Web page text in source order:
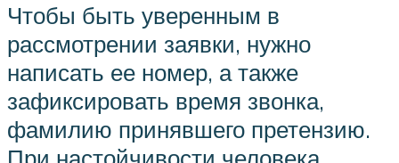
Чтобы быть уверенным в
рассмотрении заявки, нужно
написать ее номер, а также
зафиксировать время звонка,
фамилию принявшего претензию.